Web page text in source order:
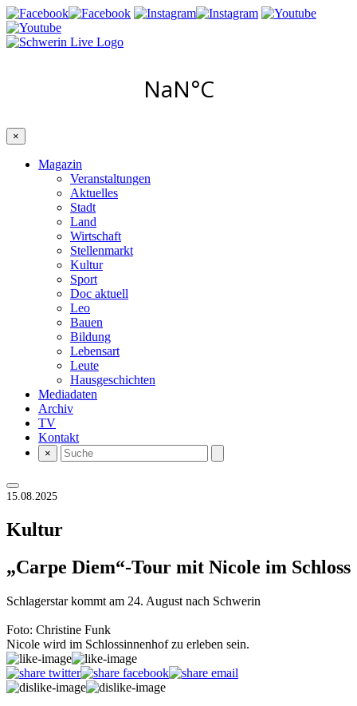
×
Magazin
Veranstaltungen
Aktuelles
Stadt
Land
Wirtschaft
Stellenmarkt
Kultur
Sport
Doc aktuell
Leo
Bauen
Bildung
Lebensart
Leute
Hausgeschichten
Mediadaten
Archiv
TV
Kontakt
×
15.08.2025
Kultur
„Carpe Diem“-Tour mit Nicole im Schloss
Schlagerstar kommt am 24. August nach Schwerin
Foto: Christine Funk
Nicole wird im Schlossinnenhof zu erleben sein.